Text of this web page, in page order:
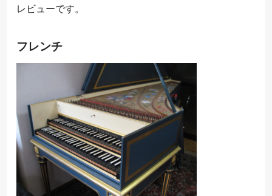
レビューです。
フレンチ